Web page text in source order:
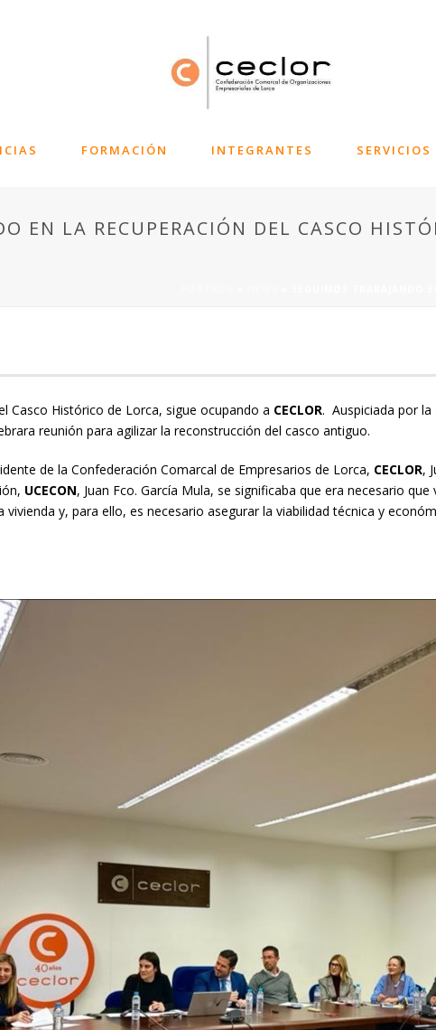
FORMACIÓN INTEGRANTES SERVICIOS
EN LA RECUPERACIÓN DEL CASCO
Casco Histórico de Lorca, sigue ocupando a CECLOR. Auspiciada por la
reunión para agilizar la reconstrucción del casco antiguo.
de la Confederación Comarcal de Empresarios de Lorca, CECLOR,
UCECON, Juan Fco. García Mula, se significaba que era necesario
vivienda y, para ello, es necesario asegurar la viabilidad técnica y